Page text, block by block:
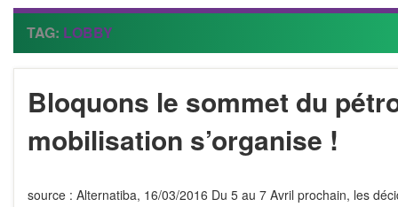
TAG: LOBBY
Bloquons le sommet du
mobilisation s’organise !
source : Alternatiba, 16/03/2016 Du 5 au 7 Avril prochain, les